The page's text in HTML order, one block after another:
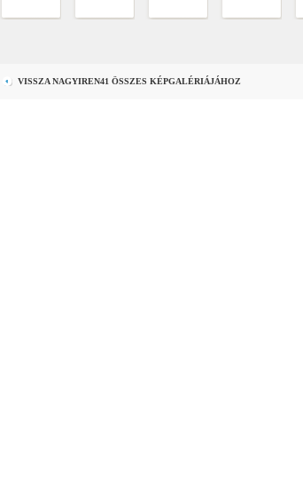
VISSZA NAGYIREN41 ÖSSZES KÉPGALÉRIÁJÁHOZ